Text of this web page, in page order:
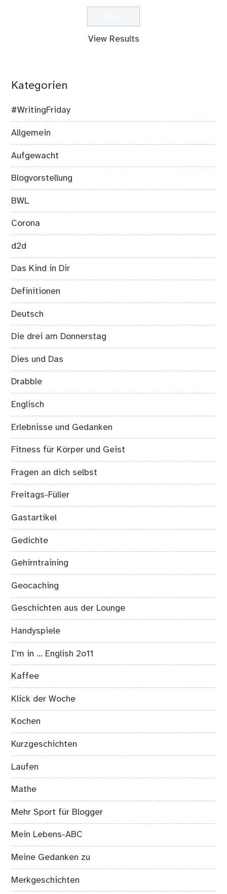
View Results
Kategorien
#WritingFriday
Allgemein
Aufgewacht
Blogvorstellung
BWL
Corona
d2d
Das Kind in Dir
Definitionen
Deutsch
Die drei am Donnerstag
Dies und Das
Drabble
Englisch
Erlebnisse und Gedanken
Fitness für Körper und Geist
Fragen an dich selbst
Freitags-Füller
Gastartikel
Gedichte
Gehirntraining
Geocaching
Geschichten aus der Lounge
Handyspiele
I’m in … English 2o11
Kaffee
Klick der Woche
Kochen
Kurzgeschichten
Laufen
Mathe
Mehr Sport für Blogger
Mein Lebens-ABC
Meine Gedanken zu
Merkgeschichten